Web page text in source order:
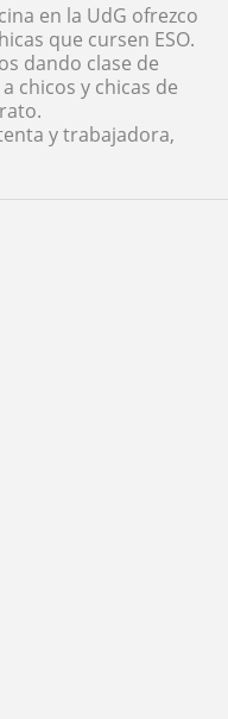
en la UdG ofrezco
que cursen ESO.
dando clase de
chicos y chicas de
y trabajadora,